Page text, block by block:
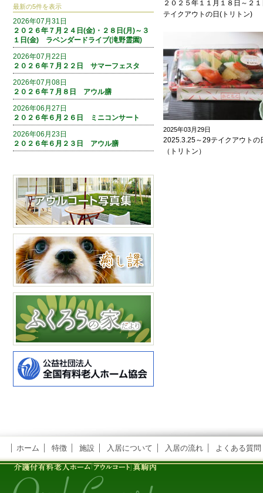
最新の5件を表示
2026年07月31日
２０２６年７月２４日(金)・２８日(月)～３
１日(金) ラベンダードライブ(滝野霊園)
2026年07月22日
２０２６年７月２２日 サマーフェスタ
2026年07月08日
２０２６年７月８日 アウル膳
2026年06月27日
２０２６年６月２６日 ミニコンサート
2026年06月23日
２０２６年６月２３日 アウル膳
２０２５年１１月１８日～２
テイクアウトの日(トリトン)
2025年03月29日
2025.3.25～29テイクアウトの
（トリトン）
ホーム 特徴 施設 入居について 入居の流れ よくある質問